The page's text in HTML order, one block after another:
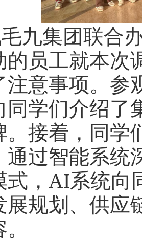
九集团联合
的员工就本次
注意事项。参
同学们介绍了
。接着，同学
通过智能系统
式，AI系统向
展规划、供应